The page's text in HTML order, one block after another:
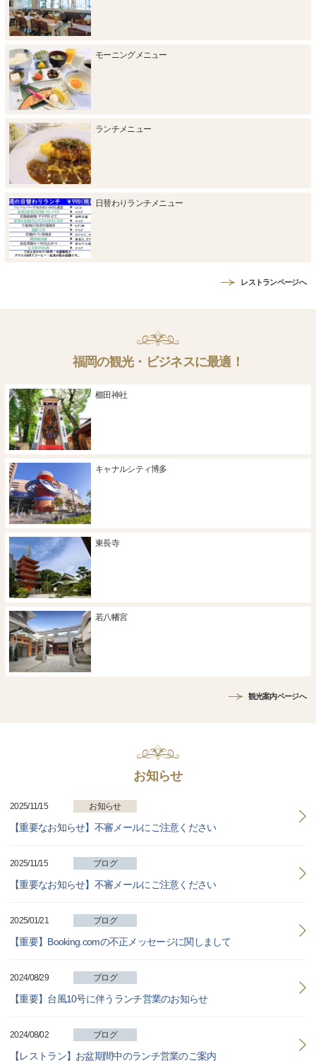
モーニングメニュー
ランチメニュー
日替わりランチメニュー
レストランページへ
福岡の観光・ビジネスに最適！
櫛田神社
キャナルシティ博多
東長寺
若八幡宮
観光案内ページへ
お知らせ
2025/11/15 お知らせ
【重要なお知らせ】不審メールにご注意ください
2025/11/15 ブログ
【重要なお知らせ】不審メールにご注意ください
2025/01/21 ブログ
【重要】Booking.comの不正メッセージに関しまして
2024/08/29 ブログ
【重要】台風10号に伴うランチ営業のお知らせ
2024/08/02 ブログ
【レストラン】お盆期間中のランチ営業のご案内